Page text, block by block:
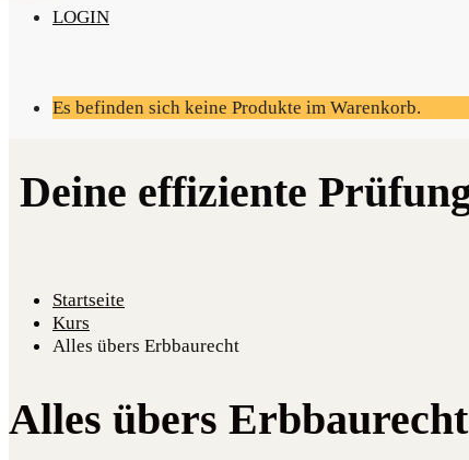
LOGIN
Es befinden sich keine Produkte im Warenkorb.
Startseite
Kurs
Alles übers Erbbaurecht
Alles übers Erbbaurecht